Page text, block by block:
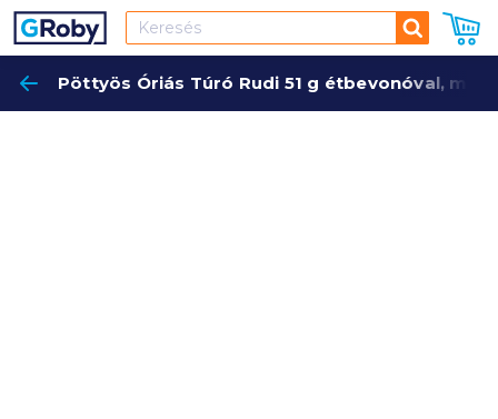
Keresés
Pöttyös Óriás Túró Rudi 51 g étbevonóval,